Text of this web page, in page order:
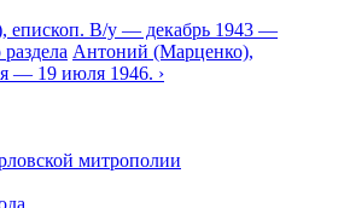
епископ. В/у — декабрь 1943 —
Антоний (Марценко),
— 19 июля 1946. ›
митрополии